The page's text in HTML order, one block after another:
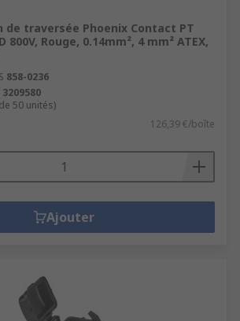
de traversée Phoenix Contact PT
800V, Rouge, 0.14mm², 4 mm² ATEX,
858-0236
3209580
50 unités)
126,39 €/boîte
Ajouter